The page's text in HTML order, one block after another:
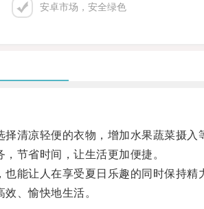
安卓市场，安全绿色
凉轻便的衣物，增加水果蔬菜摄入
节省时间，让生活更加便捷。
让人在享受夏日乐趣的同时保持精
、愉快地生活。